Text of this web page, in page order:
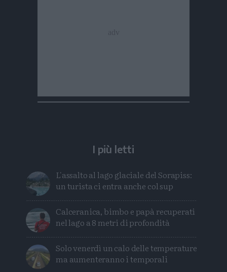
I più letti
L'assalto al lago glaciale del Sorapiss:
un turista ci entra anche col sup
Calceranica, bimbo e papà recuperati
nel lago a 8 metri di profondità
Solo venerdì un calo delle temperature
ma aumenteranno i temporali